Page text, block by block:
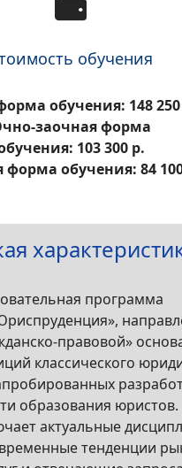
обучения
обучения: 148 250
заочная форма
103 300 р.
форма обучения: 84
программа
правовой»
классического
образования юристов.
актуальные
тенденции